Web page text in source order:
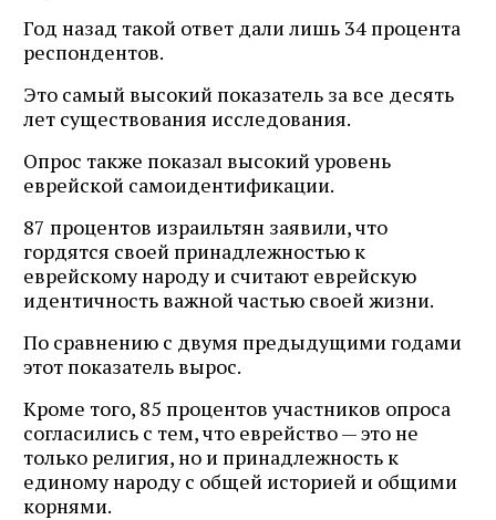
Год назад такой ответ дали лишь 34 процента
респондентов.
Это самый высокий показатель за все десять
лет существования исследования.
Опрос также показал высокий уровень
еврейской самоидентификации.
87 процентов израильтян заявили, что
гордятся своей принадлежностью к
еврейскому народу и считают еврейскую
идентичность важной частью своей жизни.
По сравнению с двумя предыдущими годами
этот показатель вырос.
Кроме того, 85 процентов участников опроса
согласились с тем, что еврейство — это не
только религия, но и принадлежность к
единому народу с общей историей и общими
корнями.